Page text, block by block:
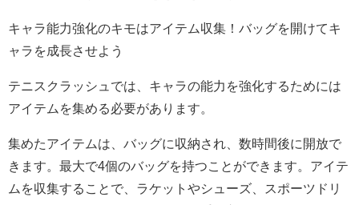
キャラ能力強化のキモはアイテム収集！バッグを開けてキ
ャラを成長させよう
テニスクラッシュでは、キャラの能力を強化するためには
アイテムを集める必要があります。
集めたアイテムは、バッグに収納され、数時間後に開放で
きます。最大で4個のバッグを持つことができます。アイテ
ムを収集することで、ラケットやシューズ、スポーツドリ